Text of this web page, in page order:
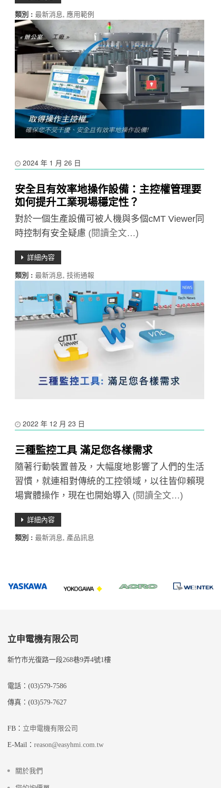
類別 : 最新消息, 應用範例
2024 年 1 月 26 日
安全且有效率地操作設備：主控權管理要
如何提升工業現場穩定性？
對於一個生產設備可被人機與多個cMT Viewer同
時控制有安全疑慮 (閱讀全文…)
詳細內容
類別 : 最新消息, 技術通報
2022 年 12 月 23 日
三種監控工具 滿足您各樣需求
隨著行動裝置普及，大幅度地影響了人們的生活
習慣，就連相對傳統的工控領域，以往皆仰賴現
場實體操作，現在也開始導入 (閱讀全文…)
詳細內容
類別 : 最新消息, 產品訊息
立申電機有限公司
新竹市光復路一段268巷9弄4號1樓
電話：(03)579-7586
傳真：(03)579-7627
FB： 立申電機有限公司
E-Mail： reason@easyhmi.com.tw
關於我們